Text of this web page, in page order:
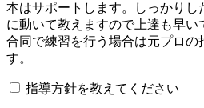
本はサポートします。しっかり
に動いて教えますので上達も早い
合同で練習を行う場合は元プロの
す。
指導方針を教えてください